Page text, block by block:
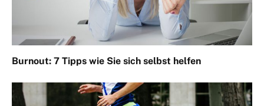
Burnout: 7 Tipps wie Sie sich selbst helfen